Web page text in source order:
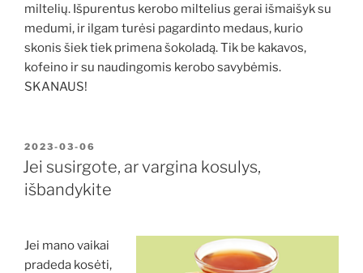
miltelių. Išpurentus kerobo miltelius gerai išmaišyk su
medumi, ir ilgam turėsi pagardinto medaus, kurio
skonis šiek tiek primena šokoladą. Tik be kakavos,
kofeino ir su naudingomis kerobo savybėmis.
SKANAUS!
PASKELBTA
2023-03-06
Jei susirgote, ar vargina kosulys,
išbandykite
Jei mano vaikai
pradeda kosėti,